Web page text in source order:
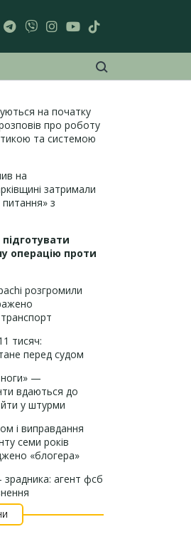
на початку
про роботу
та системою
на
затримали
питання» з
операцію проти
розгромили
тисяч:
перед судом
ноги» —
вдаються до
у штурми
і виправдання
семи років
«блогера»
агент фсб